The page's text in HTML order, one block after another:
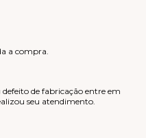
a compra.
de fabricação entre em
seu atendimento.